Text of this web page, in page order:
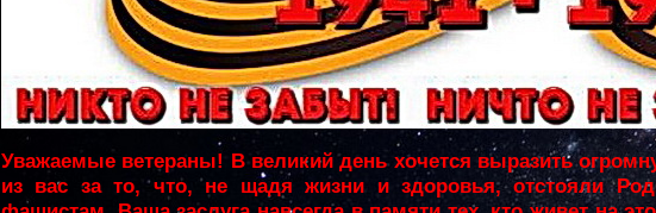
Уважаемые ветераны! В великий день хочется выразить
из вас за то, что, не щадя жизни и здоровья, отстояли